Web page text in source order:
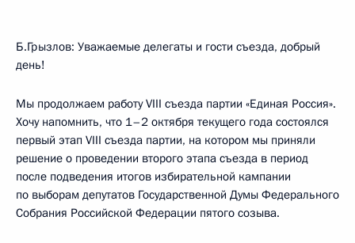
Б.Грызлов: Уважаемые делегаты и гости съезда, добрый
день!
Мы продолжаем работу VIII съезда партии «Единая Россия».
Хочу напомнить, что 1–2 октября текущего года состоялся
первый этап VIII съезда партии, на котором мы приняли
решение о проведении второго этапа съезда в период
после подведения итогов избирательной кампании
по выборам депутатов Государственной Думы Федерального
Собрания Российской Федерации пятого созыва.